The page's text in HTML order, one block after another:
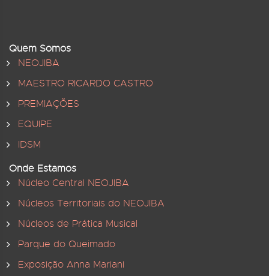
Quem Somos
NEOJIBA
MAESTRO RICARDO CASTRO
PREMIAÇÕES
EQUIPE
IDSM
Onde Estamos
Núcleo Central NEOJIBA
Núcleos Territoriais do NEOJIBA
Núcleos de Prática Musical
Parque do Queimado
Exposição Anna Mariani